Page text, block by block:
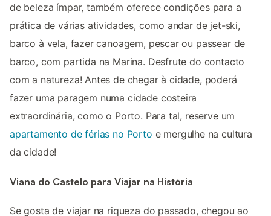
de beleza ímpar, também oferece condições para a
prática de várias atividades, como andar de jet-ski,
barco à vela, fazer canoagem, pescar ou passear de
barco, com partida na Marina. Desfrute do contacto
com a natureza! Antes de chegar à cidade, poderá
fazer uma paragem numa cidade costeira
extraordinária, como o Porto. Para tal, reserve um
apartamento de férias no Porto e mergulhe na cultura
da cidade!
Viana do Castelo para Viajar na História
Se gosta de viajar na riqueza do passado, chegou ao